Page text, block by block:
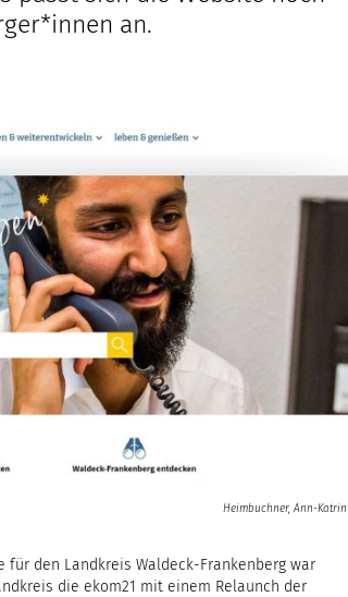
an.
Heimbuchner, Ann-Katrin
für den Landkreis Waldeck-Frankenberg war
die ekom21 mit einem Relaunch der